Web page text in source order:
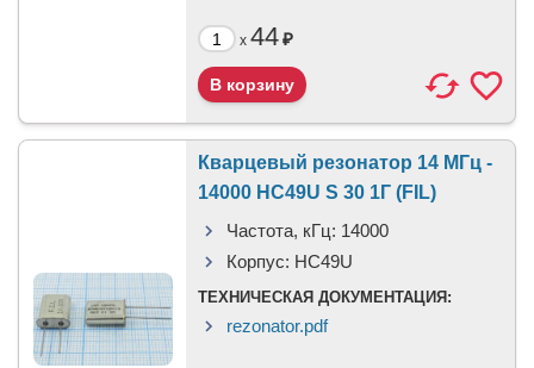
x 44₽
Кварцевый резонатор 14 МГц -
14000 HC49U S 30 1Г (FIL)
Частота, кГц: 14000
Корпус: HC49U
ТЕХНИЧЕСКАЯ ДОКУМЕНТАЦИЯ:
rezonator.pdf